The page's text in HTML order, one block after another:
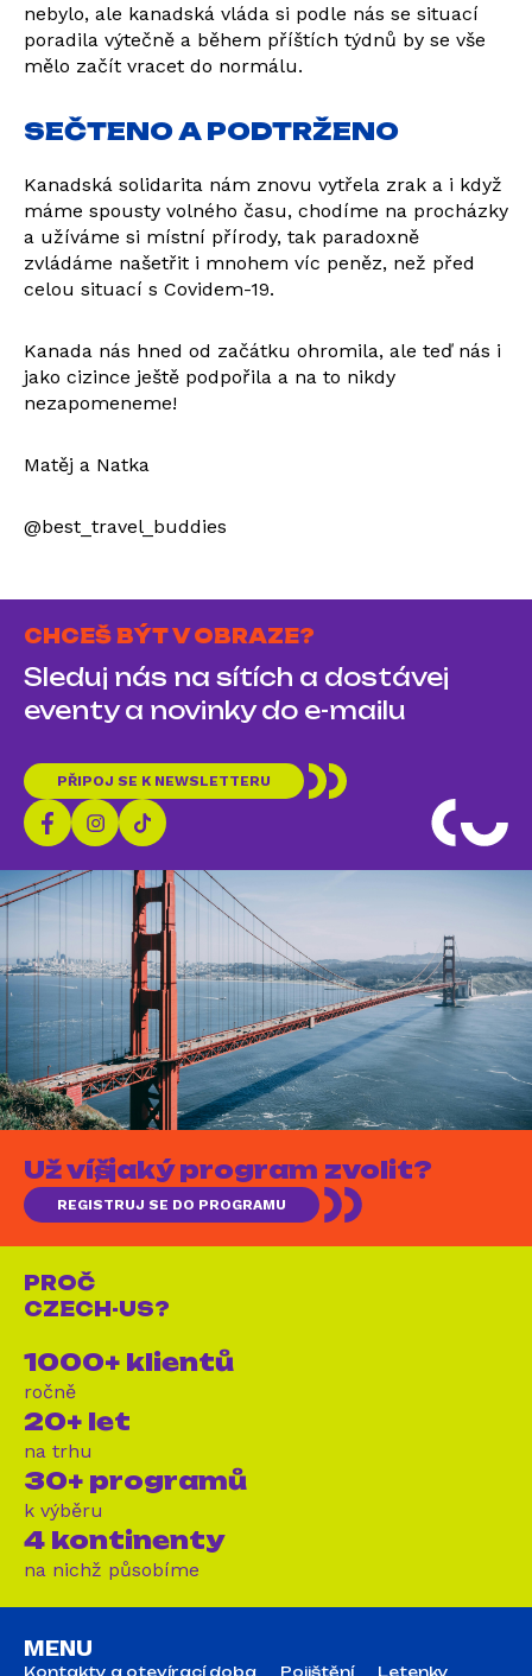
nebylo, ale kanadská vláda si podle nás se situací
poradila výtečně a během příštích týdnů by se vše
mělo začít vracet do normálu.
SEČTENO A PODTRŽENO
Kanadská solidarita nám znovu vytřela zrak a i když
máme spousty volného času, chodíme na procházky
a užíváme si místní přírody, tak paradoxně
zvládáme našetřit i mnohem víc peněz, než před
celou situací s Covidem-19.
Kanada nás hned od začátku ohromila, ale teď nás i
jako cizince ještě podpořila a na to nikdy
nezapomeneme!
Matěj a Natka
@best_travel_buddies
CHCEŠ BÝT V OBRAZE?
Sleduj nás na sítích a dostávej
eventy a novinky do e-mailu
PŘIPOJ SE K NEWSLETTERU
Už víš, jaký program zvolit?
REGISTRUJ SE DO PROGRAMU
PROČ
CZECH-US?
1000+ klientů
ročně
20+ let
na trhu
30+ programů
k výběru
4 kontinenty
na nichž působíme
MENU
Kontakty a otevírací doba Pojištění Letenky